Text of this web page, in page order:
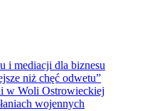
i mediacji dla biznesu
niż chęć odwetu”
w Woli Ostrowieckiej
wojennych